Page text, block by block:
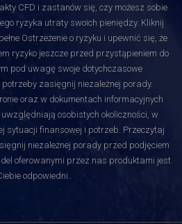
CFD i zastanów się, czy możesz sobie
ryzyka utraty swoich pieniędzy. Kliknij
Ostrzeżenie o ryzyku i upewnić się, że
ryzyko jeszcze przed przystąpieniem do
pod uwagę swoje dotychczasowe
zasięgnij niezależnej porady.
oraz w dokumentach informacyjnych
osobistych okoliczności, w
sytuacji finansowej i potrzeb. Przeczytaj
niezależnej porady przed podjęciem
oferowanymi przez nas produktami jest
odpowiedni..